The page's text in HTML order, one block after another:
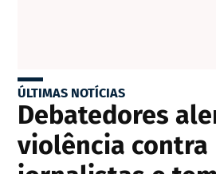
ÚLTIMAS NOTÍCIAS
Debatedores
violência contra